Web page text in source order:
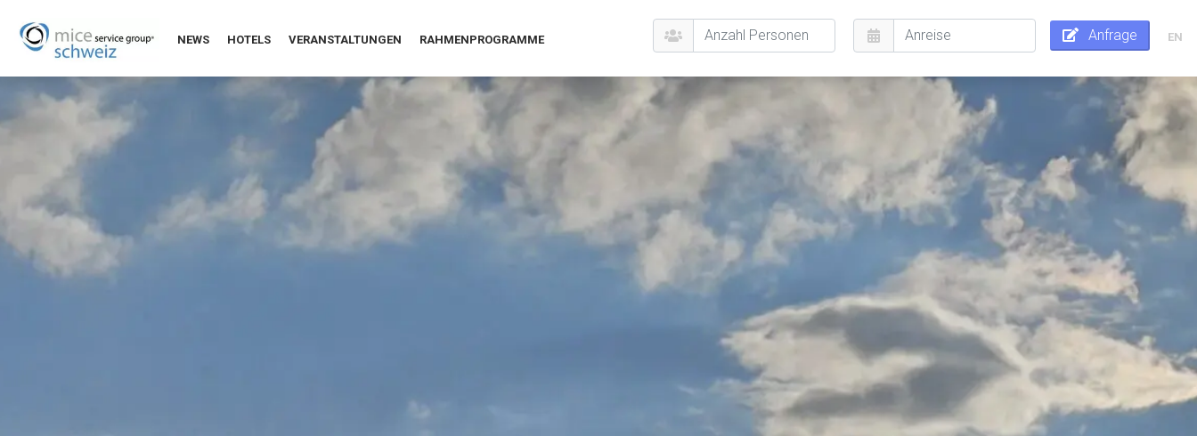
NEWS HOTELS VERANSTALTUNGEN RAHMENPROGRAMME Anfrage EN